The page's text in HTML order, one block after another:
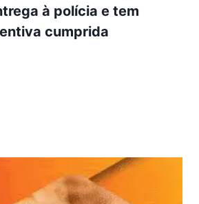
à polícia e tem
cumprida